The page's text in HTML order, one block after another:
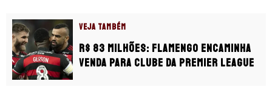
VEJA TAMBÉM
R$ 83 milhões: Flamengo encaminha
venda para clube da Premier League